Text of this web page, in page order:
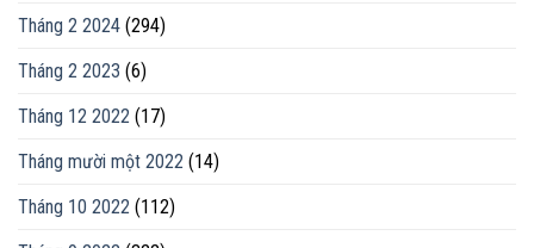
Tháng 2 2024 (294)
Tháng 2 2023 (6)
Tháng 12 2022 (17)
Tháng mười một 2022 (14)
Tháng 10 2022 (112)